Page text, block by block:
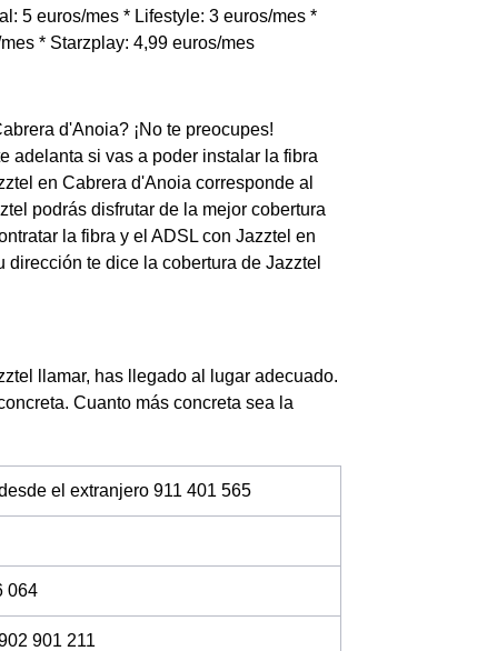
5 euros/mes * Lifestyle: 3 euros/mes *
* Starzplay: 4,99 euros/mes
d'Anoia? ¡No te preocupes!
adelanta si vas a poder instalar la fibra
en Cabrera d'Anoia corresponde al
podrás disfrutar de la mejor cobertura
la fibra y el ADSL con Jazztel en
te dice la cobertura de Jazztel
llamar, has llegado al lugar adecuado.
Cuanto más concreta sea la
el extranjero 911 401 565
064
901 211